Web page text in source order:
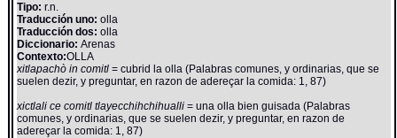
Tipo: r.n.
Traducción uno: olla
Traducción dos: olla
Diccionario:Arenas
Contexto:OLLA
xitlapachò in comitl= cubrid la olla (Palabras comunes, y ordinarias, que se
suelen dezir, y preguntar, en razon de adereçar la comida: 1, 87)
xictlali ce comitl tlayecchihchihualli= una olla bien guisada (Palabras
comunes, y ordinarias, que se suelen dezir, y preguntar, en razon de
adereçar la comida: 1, 87)